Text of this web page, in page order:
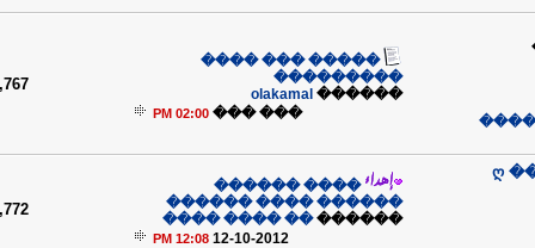
���
����� ��� ����
���������
������
olakamal
��� ���
02:00 PM
ღ
���� ������
������ ���� ������
������
�� ���� ����
12-10-2012
12:08 PM